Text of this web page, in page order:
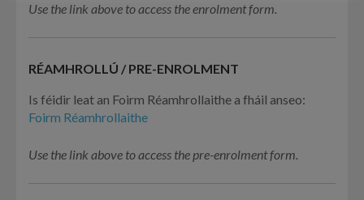
Use the link above to access the enrolment form.
RÉAMHROLLÚ / PRE-ENROLMENT
Is féidir leat an Foirm Réamhrollaithe a fháil anseo:
Foirm Réamhrollaithe
Use the link above to access the pre-enrolment form.